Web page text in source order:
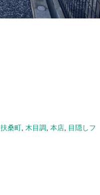
扶桑町, 木目調 本店, 目隠しフ